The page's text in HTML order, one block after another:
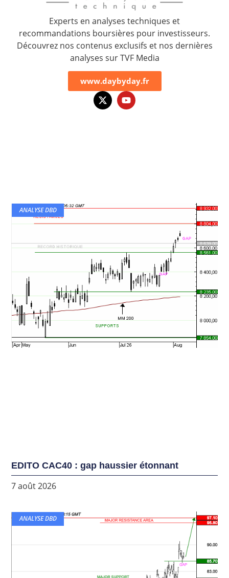
Experts en analyses techniques et
recommandations boursières pour investisseurs.
Découvrez nos contenus exclusifs et nos dernières
analyses sur TVF Media
www.daybyday.fr
ANALYSE DBD
EDITO CAC40 : gap haussier étonnant
7 août 2026
ANALYSE DBD